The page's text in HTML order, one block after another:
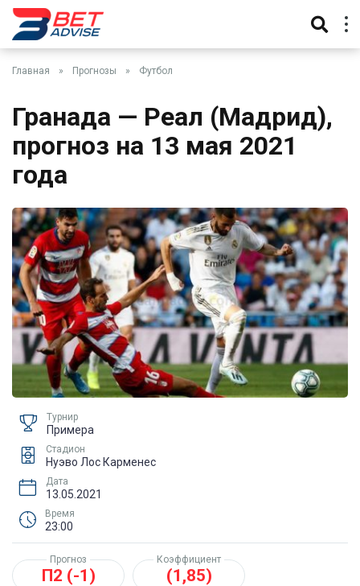
Главная » Прогнозы » Футбол
Гранада — Реал (Мадрид),
прогноз на 13 мая 2021
года
Турнир
Примера
Стадион
Нуэво Лос Карменес
Дата
13.05.2021
Время
23:00
Прогноз
П2 (-1)
Коэффициент
(1,85)